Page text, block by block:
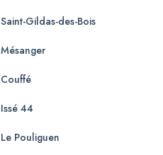
Saint-Gildas-des-Bois
Mésanger
Couffé
Issé 44
Le Pouliguen